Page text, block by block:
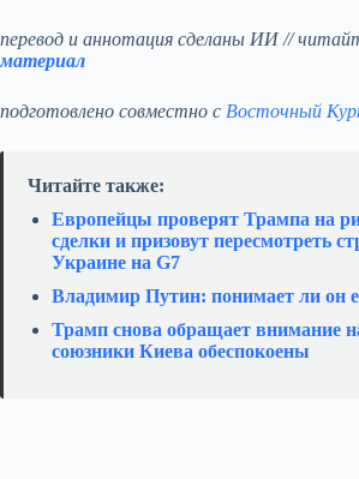
перевод и аннотация сделаны ИИ //
материал
подготовлено совместно с Восточный
Читайте также:
Европейцы проверят Трампа на
сделки и призовут пересмотреть
Украине на G7
Владимир Путин: понимает ли он
Трамп снова обращает внимание
союзники Киева обеспокоены